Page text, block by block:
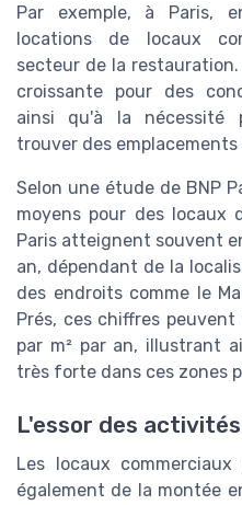
Par exemple, à Paris,
locations de locaux
secteur de la
croissante pour des
ainsi qu'à la nécessité
trouver des
Selon une étude de BNP
moyens pour des locaux
Paris atteignent souvent
an, dépendant de la
des endroits comme le
Prés, ces chiffres
par m² par an, illustrant
très forte dans ces zones
L'essor des
Les locaux
également de la montée